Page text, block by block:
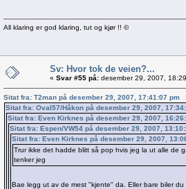
All klaring er god klaring, tut og kjør !! ©
Sv: Hvor tok de veien?...
« Svar #55 på: desember 29, 2007,
Sitat fra: T2man på desember 29, 2007, 17:41:07 pm
Sitat fra: Oval57/Håkon på desember 29, 2007,
Sitat fra: Even Kirknes på desember 29, 2007,
Sitat fra: Espen/VW54 på desember 29, 2007,
Sitat fra: Even Kirknes på desember 29, 2007,
Trur ikke det hadde blitt så pop hvis jeg la ut alle de
tenker jeg
Bae legg ut av de mest "kjente" da. Eller bare biler